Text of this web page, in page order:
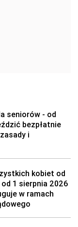
seniorów - od
bezpłatnie
i
kobiet od
1 sierpnia 2026
w ramach